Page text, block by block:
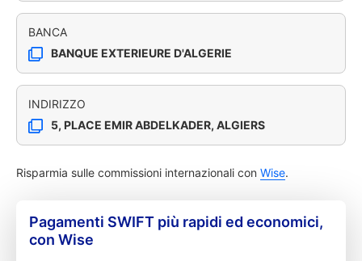
BANCA
BANQUE EXTERIEURE D'ALGERIE
INDIRIZZO
5, PLACE EMIR ABDELKADER, ALGIERS
Risparmia sulle commissioni internazionali con Wise.
Pagamenti SWIFT più rapidi ed economici,
con Wise